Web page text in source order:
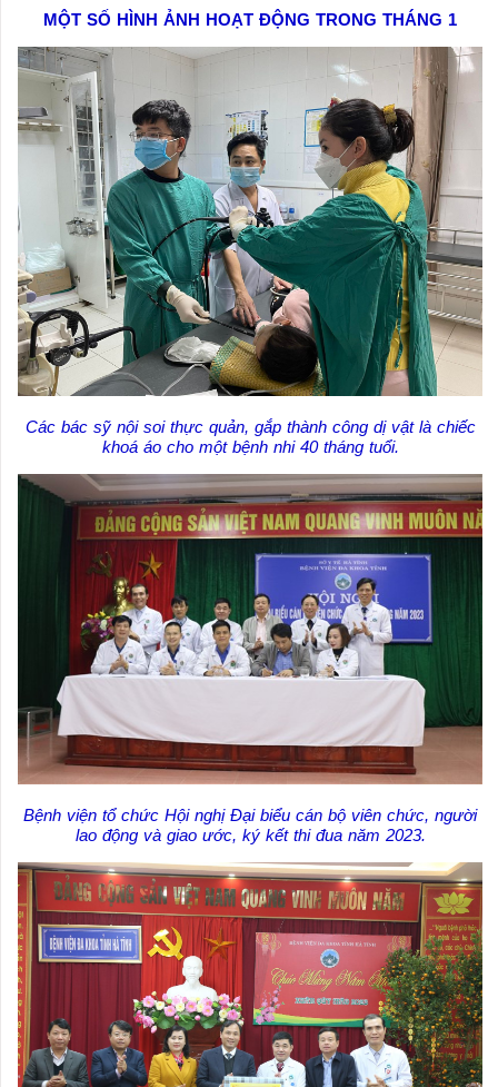
MỘT SỐ HÌNH ẢNH HOẠT ĐỘNG TRONG THÁNG 1
Các bác sỹ nội soi thực quản, gắp thành công dị vật là chiếc
khoá áo cho một bệnh nhi 40 tháng tuổi.
Bệnh viện tổ chức Hội nghị Đại biểu cán bộ viên chức, người
lao động và giao ước, ký kết thi đua năm 2023.